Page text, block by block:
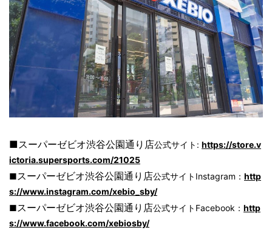
■スーパーゼビオ渋谷公園通り店公式サイト: https://store.v
ictoria.supersports.com/21025
■スーパーゼビオ渋谷公園通り店公式サイトInstagram： http
s://www.instagram.com/xebio_sby/
■スーパーゼビオ渋谷公園通り店公式サイトFacebook： http
s://www.facebook.com/xebiosby/